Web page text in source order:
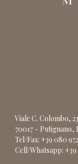
Viale C. Colombo, 23
70017 – Putignano,
Tel/Fax: +39 080
Cell/Whatsapp: +39